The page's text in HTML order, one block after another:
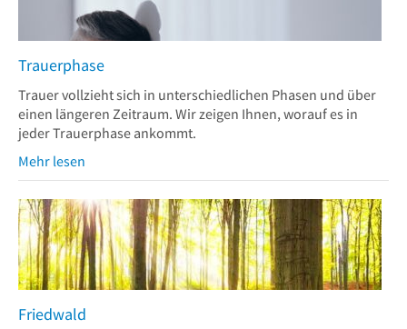
Trauerphase
Trauer vollzieht sich in unterschiedlichen Phasen und über
einen längeren Zeitraum. Wir zeigen Ihnen, worauf es in
jeder Trauerphase ankommt.
Mehr lesen
Friedwald